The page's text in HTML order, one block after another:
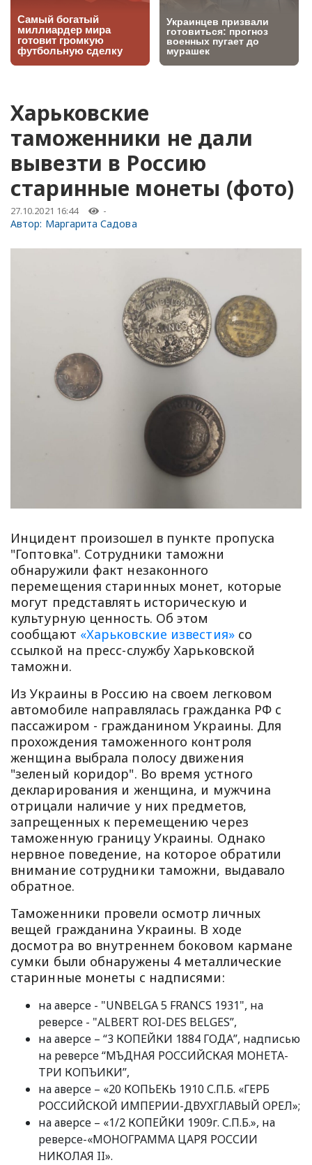
Харьковские
таможенники не дали
вывезти в Россию
старинные монеты (фото)
27.10.2021 16:44 -
Автор: Маргарита Садова
Инцидент произошел в пункте пропуска
"Гоптовка". Сотрудники таможни
обнаружили факт незаконного
перемещения старинных монет, которые
могут представлять историческую и
культурную ценность. Об этом
сообщают «Харьковские известия»со
ссылкой на пресс-службу Харьковской
таможни.
Из Украины в Россию на своем легковом
автомобиле направлялась гражданка РФ с
пассажиром - гражданином Украины. Для
прохождения таможенного контроля
женщина выбрала полосу движения
"зеленый коридор". Во время устного
декларирования и женщина, и мужчина
отрицали наличие у них предметов,
запрещенных к перемещению через
таможенную границу Украины. Однако
нервное поведение, на которое обратили
внимание сотрудники таможни, выдавало
обратное.
Таможенники провели осмотр личных
вещей гражданина Украины. В ходе
досмотра во внутреннем боковом кармане
сумки были обнаружены 4 металлические
старинные монеты с надписями:
на аверсе - "UNBELGA 5 FRANCS 1931", на
реверсе - "ALBERT ROI-DES BELGES”,
на аверсе – “3 КОПЕЙКИ 1884 ГОДА”, надписью
на реверсе “МЪДНАЯ РОССИЙСКАЯ МОНЕТА-
ТРИ КОПЪИКИ”,
на аверсе – «20 КОПЬЕКЬ 1910 С.П.Б. «ГЕРБ
РОССИЙСКОЙ ИМПЕРИИ-ДВУХГЛАВЫЙ ОРЕЛ»;
на аверсе – «1/2 КОПЕЙКИ 1909г. С.П.Б.», на
реверсе-«МОНОГРАММА ЦАРЯ РОССИИ
НИКОЛАЯ II».